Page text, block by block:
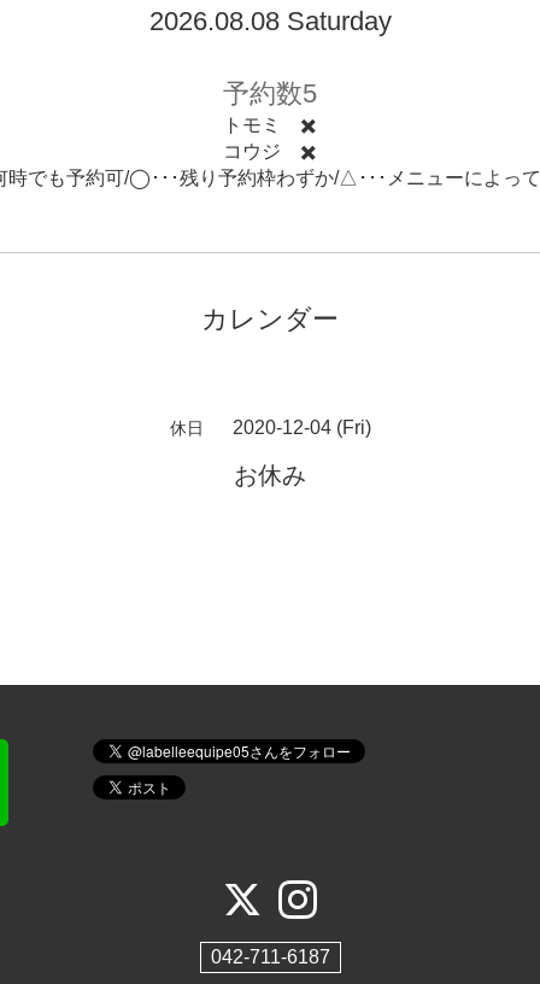
2026.08.08 Saturday
予約数5
トモミ ✖️
コウジ ✖️
でも予約可/◯･･･残り予約枠わずか/△･･･メニューによっ
カレンダー
休日 2020-12-04 (Fri)
お休み
042-711-6187